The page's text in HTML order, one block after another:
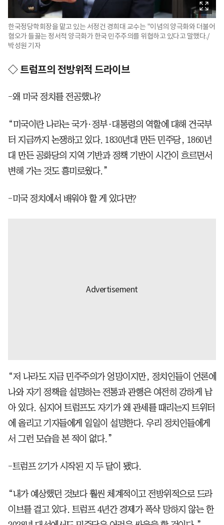
한국정당학회장을 맡고 있는 서정건 경희대 교수는 "이념의 양극화와 더불어
혐오가 들끓는 정서적 양극화가 한국 민주주의를 위협하고 있다고 말했다./
박성원 기자
◇ 트럼프의 전방위적 드라이브
-왜 미국 정치를 전공했나?
“미국이란 나라는 국가·정부·대통령의 역할에 대해 건국부
터 지금까지 논쟁하고 있다. 1830년대 만든 민주당, 1860년
대 만든 공화당의 지역 기반과 정책 기반이 시간이 흐르면서
변해 가는 것도 흥미로웠다.”
-미국 정치에서 배워야 할 게 있다면?
“저 나라도 지금 민주주의가 엉망이지만, 정치인들이 언론에
나와 자기 정책을 설명하는 전통과 관행은 여전히 강하게 남
아 있다. 심지어 트럼프도 자기가 왜 관세를 때리는지 트위터
에 올리고 기자들에게 일일이 설명한다. 우리 정치인들에게
서 그런 모습을 본 적이 없다.”
-트럼프 2기가 시작된 지 두 달이 됐다.
“내가 예상했던 것보다 훨씬 체계적이고 전방위적으로 드라
이브를 걸고 있다. 트럼프 4년간 경제가 폭삭 망하지 않는 한